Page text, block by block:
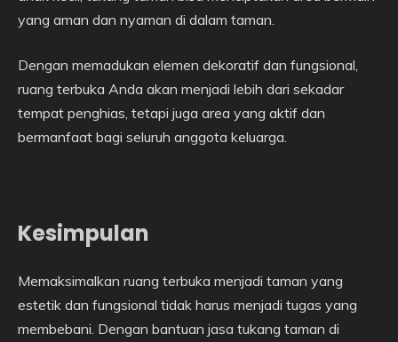
yang aman dan nyaman di dalam taman.
Dengan memadukan elemen dekoratif dan fungsional,
ruang terbuka Anda akan menjadi lebih dari sekadar
tempat penghias, tetapi juga area yang aktif dan
bermanfaat bagi seluruh anggota keluarga.
Kesimpulan
Memaksimalkan ruang terbuka menjadi taman yang
estetik dan fungsional tidak harus menjadi tugas yang
membebani. Dengan bantuan jasa tukang taman di